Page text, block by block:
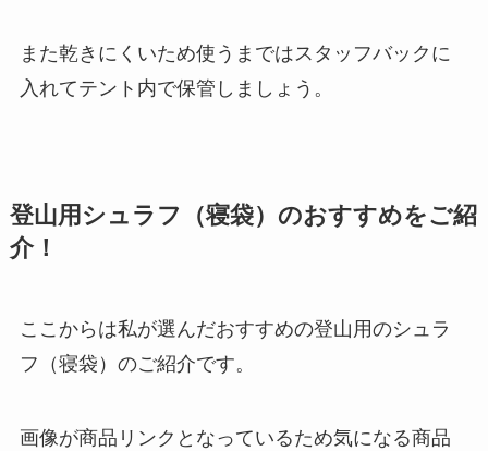
また乾きにくいため使うまではスタッフバックに
入れてテント内で保管しましょう。
登山用シュラフ（寝袋）のおすすめをご紹
介！
ここからは私が選んだおすすめの登山用のシュラ
フ（寝袋）のご紹介です。
画像が商品リンクとなっているため気になる商品